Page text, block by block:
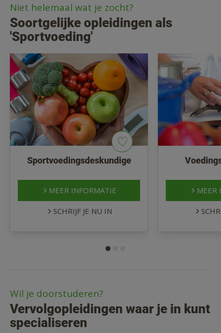
Niet helemaal wat je zocht?
Soortgelijke opleidingen als
'Sportvoeding'
Sportvoedingsdeskundige
MEER INFORMATIE
SCHRIJF JE NU IN
MEER
Wil je doorstuderen?
Vervolgopleidingen waar je in kunt
specialiseren